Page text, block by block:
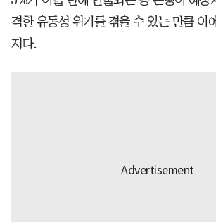
격한 유동성 위기를 겪을 수 있는 만큼 이
지다.